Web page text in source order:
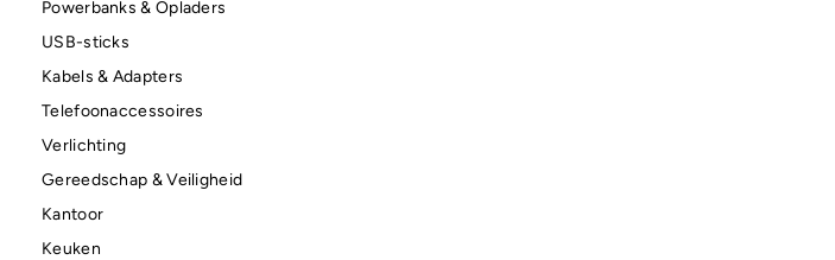
Powerbanks & Opladers
USB-sticks
Kabels & Adapters
Telefoonaccessoires
Verlichting
Gereedschap & Veiligheid
Kantoor
Keuken